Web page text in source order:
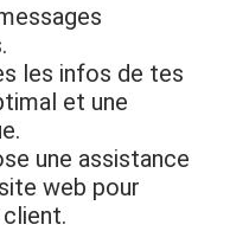
les infos de tes
et une
une assistance
web pour